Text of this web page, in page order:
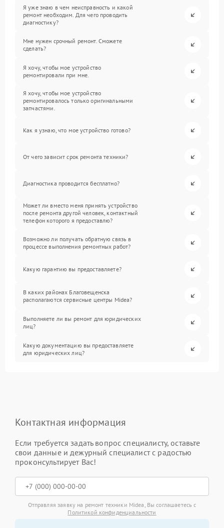
Я уже знаю в чем неисправность и какой
ремонт необходим. Для чего проводить
диагностику?
Мне нужен срочный ремонт. Сможете
сделать?
Я хочу, чтобы мое устройство
ремонтировали при мне.
Я хочу, чтобы мое устройство
ремонтировалось только оригинальными
запчастями.
Как я узнаю, что мое устройство готово?
От чего зависит срок ремонта техники?
Диагностика проводится бесплатно?
Может ли вместо меня принять устройство
после ремонта другой человек, контактный
телефон которого я предоставлю?
Возможно ли получать обратную связь в
процессе выполнения ремонтных работ?
Какую гарантию вы предоставляете?
В каких районах Благовещенска
располагаются сервисные центры Midea?
Выполняете ли вы ремонт для юридических
лиц?
Какую документацию вы предоставляете
для юридических лиц?
Контактная информация
Если требуется задать вопрос специалисту, оставьте
свои данные и дежурный специалист с радостью
проконсультирует Вас!
Отправляя заявку на ремонт техники Midea, Вы соглашаетесь с
Политикой конфиденциальности